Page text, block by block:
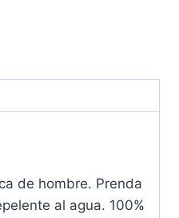
de hombre. Prenda
al agua. 100%